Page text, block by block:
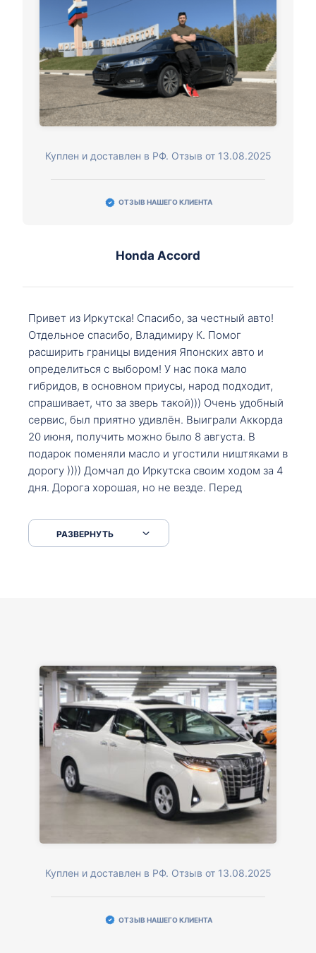
Куплен и доставлен в РФ. Отзыв от 13.08.2025
ОТЗЫВ НАШЕГО КЛИЕНТА
Honda Accord
Привет из Иркутска! Спасибо, за честный авто!
Отдельное спасибо, Владимиру К. Помог
расширить границы видения Японских авто и
определиться с выбором! У нас пока мало
гибридов, в основном приусы, народ подходит,
спрашивает, что за зверь такой))) Очень удобный
сервис, был приятно удивлён. Выиграли Аккорда
20 июня, получить можно было 8 августа. В
подарок поменяли масло и угостили ништяками в
дорогу )))) Домчал до Иркутска своим ходом за 4
дня. Дорога хорошая, но не везде. Перед
серпантинах по пути следования.
РАЗВЕРНУТЬ
Куплен и доставлен в РФ. Отзыв от 13.08.2025
ОТЗЫВ НАШЕГО КЛИЕНТА